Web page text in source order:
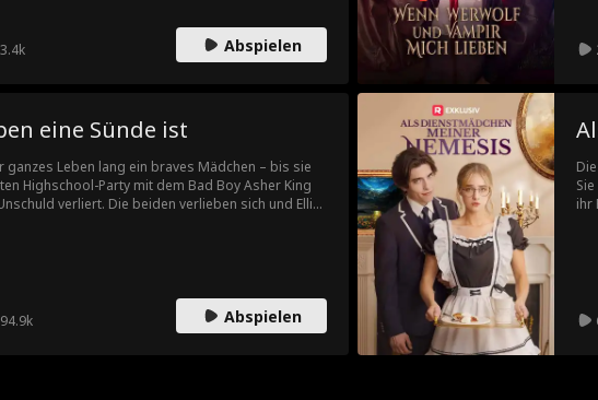
Abspielen
eine Sünde ist
ganzes Leben lang ein braves Mädchen – bis sie
Highschool-Party mit dem Bad Boy Asher King
verliert. Die beiden verlieben sich und Ellie
94.9k Abspielen
ihr